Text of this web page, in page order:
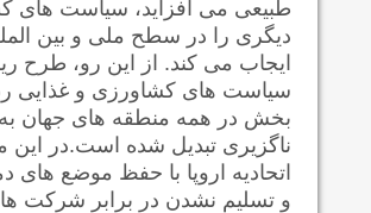
طبیعی می افزاید، سیاست های
دیگری را در سطح ملی و بین
ایجاب می کند. از این رو، طرح
سیاست های کشاورزی و غذایی
بخش در همه منطقه های جهان به
ناگزیری تبدیل شده است.در این
اتحادیه اروپا با حفظ موضع های
و تسلیم نشدن در برابر شرکت